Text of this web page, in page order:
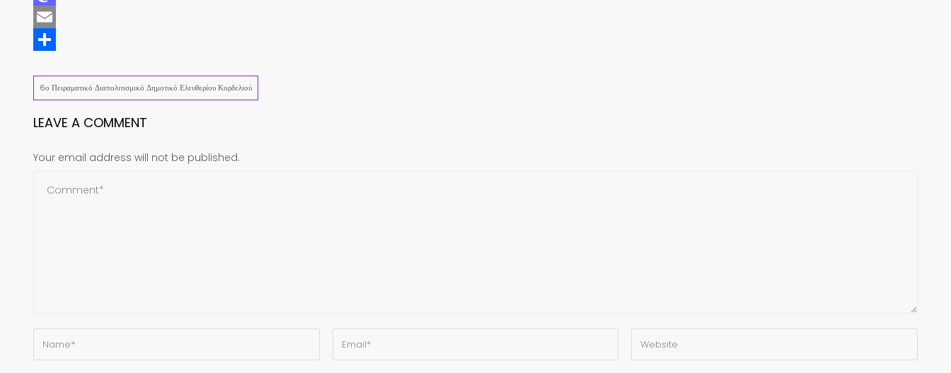
Mastodon
Email
6ο Πειραματικό Διαπολιτισμικό Δημοτικό Ελευθερίου Κορδελιού
LEAVE A COMMENT
Your email address will not be published.